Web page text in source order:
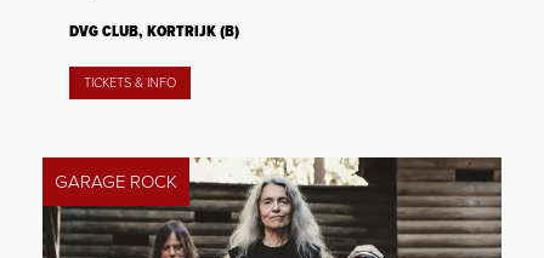
DVG CLUB, KORTRIJK (B)
TICKETS & INFO
GARAGE ROCK